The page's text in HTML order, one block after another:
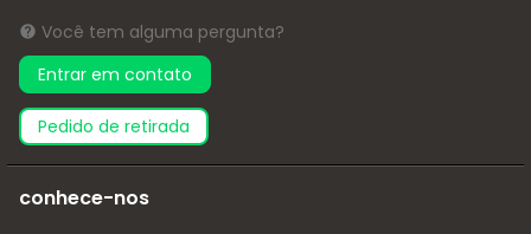
Você tem alguma pergunta?
Entrar em contato
pedido de retirada
conhece-nos